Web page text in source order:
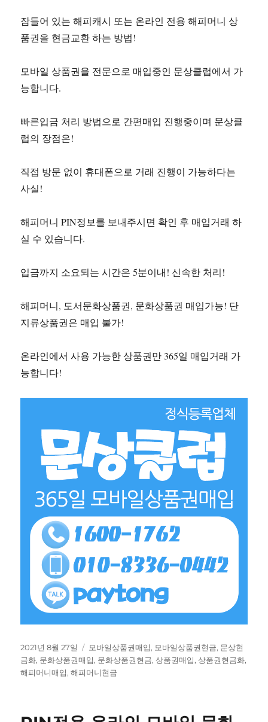
잠들어 있는 해피캐시 또는 온라인 전용 해피머니 상
품권을 현금교환 하는 방법!
모바일 상품권을 전문으로 매입중인 문상클럽에서 가
능합니다.
빠른입금 처리 방법으로 간편매입 진행중이며 문상클
럽의 장점은!
직접 방문 없이 휴대폰으로 거래 진행이 가능하다는
사실!
해피머니 PIN정보를 보내주시면 확인 후 매입거래 하
실 수 있습니다.
입금까지 소요되는 시간은 5분이내! 신속한 처리!
해피머니, 도서문화상품권, 문화상품권 매입가능! 단
지류상품권은 매입 불가!
온라인에서 사용 가능한 상품권만 365일 매입거래 가
능합니다!
작
성
일
2021년 8월 27일
태
그
모바일상품권매입, 모바일상품권현금, 문상현
금화, 문화상품권매입, 문화상품권현금,상품권매입,상품권현금화,
해피머니매입,해피머니현금